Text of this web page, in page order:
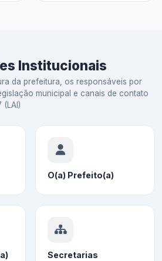
Institucionais
da prefeitura, os responsáveis por
municipal e canais de contato
(LAI)
O(a) Prefeito(a)
Secretarias